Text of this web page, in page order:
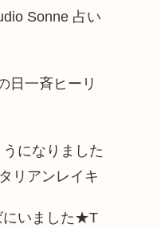
Sonne 占い
日一斉ヒーリ
になりました
リアンレイキ
にいました★T